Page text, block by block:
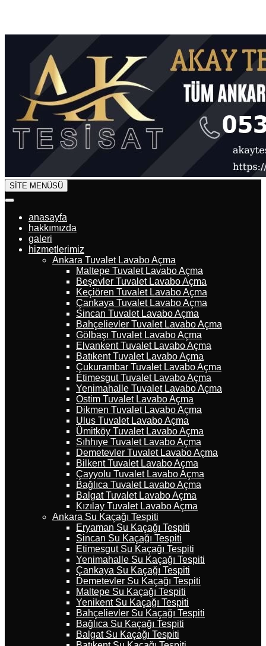
SİTE MENÜSÜ
anasayfa
hakkımızda
galeri
hizmetlerimiz
Ankara Tuvalet Lavabo Açma
Maltepe Tuvalet Lavabo Açma
Beşevler Tuvalet Lavabo Açma
Keçiören Tuvalet Lavabo Açma
Çankaya Tuvalet Lavabo Açma
Sincan Tuvalet Lavabo Açma
Bahçelievler Tuvalet Lavabo Açma
Gölbaşı Tuvalet Lavabo Açma
Elvankent Tuvalet Lavabo Açma
Batıkent Tuvalet Lavabo Açma
Çukurambar Tuvalet Lavabo Açma
Etimesgut Tuvalet Lavabo Açma
Yenimahalle Tuvalet Lavabo Açma
Ostim Tuvalet Lavabo Açma
Dikmen Tuvalet Lavabo Açma
Ulus Tuvalet Lavabo Açma
Ümitköy Tuvalet Lavabo Açma
Sıhhıye Tuvalet Lavabo Açma
Demetevler Tuvalet Lavabo Açma
Bilkent Tuvalet Lavabo Açma
Çayyolu Tuvalet Lavabo Açma
Bağlıca Tuvalet Lavabo Açma
Balgat Tuvalet Lavabo Açma
Kızılay Tuvalet Lavabo Açma
Ankara Su Kaçağı Tespiti
Eryaman Su Kaçağı Tespiti
Sincan Su Kaçağı Tespiti
Etimesgut Su Kaçağı Tespiti
Yenimahalle Su Kaçağı Tespiti
Çankaya Su Kaçağı Tespiti
Demetevler Su Kaçağı Tespiti
Maltepe Su Kaçağı Tespiti
Yenikent Su Kaçağı Tespiti
Bahçelievler Su Kaçağı Tespiti
Bağlıca Su Kaçağı Tespiti
Balgat Su Kaçağı Tespiti